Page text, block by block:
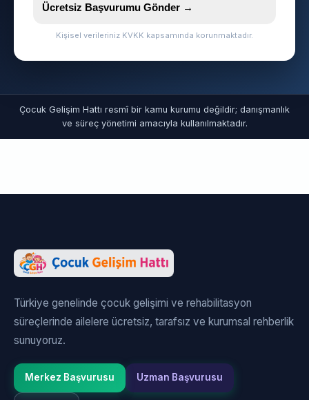
Ücretsiz Başvurumu Gönder →
Kişisel verileriniz KVKK kapsamında korunmaktadır.
Çocuk Gelişim Hattı resmî bir kamu kurumu değildir; danışmanlık
ve süreç yönetimi amacıyla kullanılmaktadır.
Türkiye genelinde çocuk gelişimi ve rehabilitasyon
süreçlerinde ailelere ücretsiz, tarafsız ve kurumsal rehberlik
sunuyoruz.
Merkez Başvurusu Uzman Başvurusu